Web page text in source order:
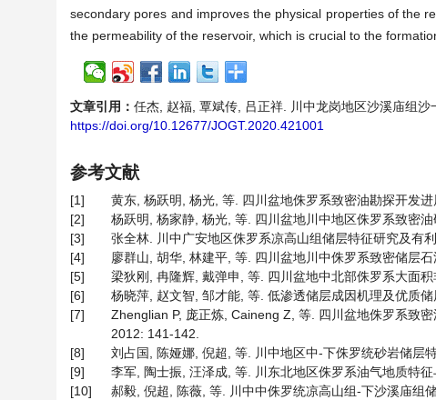
secondary pores and improves the physical properties of the
the permeability of the reservoir, which is crucial to the
文章引用： 任杰, 赵福, 覃斌传, 吕正祥. 川中龙岗地区沙溪庙组
https://doi.org/10.12677/JOGT.2020.421001
参考文献
[1]
黄东, 杨跃明, 杨光, 等. 四川盆地侏罗系致密油勘探开发
[2]
杨跃明, 杨家静, 杨光, 等. 四川盆地川中地区侏罗系致密
[3]
张全林. 川中广安地区侏罗系凉高山组储层特征研究及有
[4]
廖群山, 胡华, 林建平, 等. 四川盆地川中侏罗系致密储层
[5]
梁狄刚, 冉隆辉, 戴弹申, 等. 四川盆地中北部侏罗系大面
[6]
杨晓萍, 赵文智, 邹才能, 等. 低渗透储层成因机理及优质
[7]
Zhenglian P, 庞正炼, Caineng Z, 等. 四川盆地侏罗系致
2012: 141-142.
[8]
刘占国, 陈娅娜, 倪超, 等. 川中地区中-下侏罗统砂岩储层
[9]
李军, 陶士振, 汪泽成, 等. 川东北地区侏罗系油气地质特
[10]
郝毅, 倪超, 陈薇, 等. 川中中侏罗统凉高山组-下沙溪庙组